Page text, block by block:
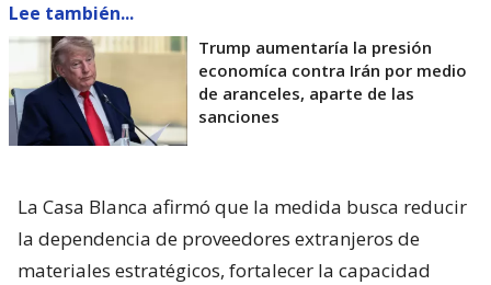
Lee también...
Trump aumentaría la presión
economíca contra Irán por medio
de aranceles, aparte de las
sanciones
La Casa Blanca afirmó que la medida busca reducir
la dependencia de proveedores extranjeros de
materiales estratégicos, fortalecer la capacidad